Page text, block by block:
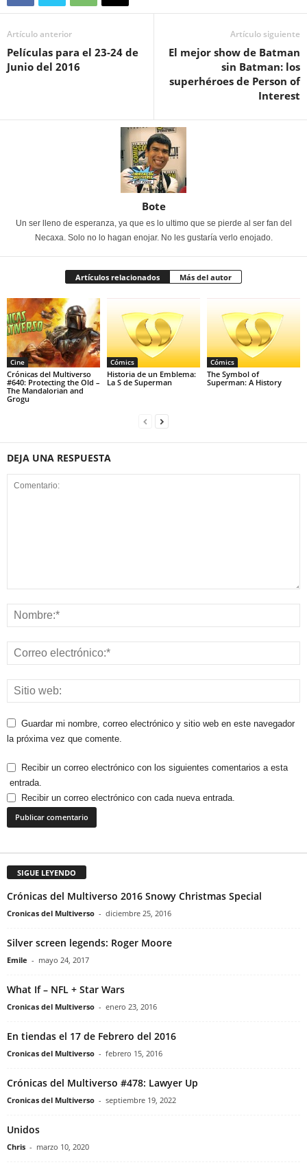
Artículo anterior
Películas para el 23-24 de
Junio del 2016
Artículo siguiente
El mejor show de Batman
sin Batman: los
superhéroes de Person of
Interest
Bote
Un ser lleno de esperanza, ya que es lo ultimo que se pierde al ser fan del
Necaxa. Solo no lo hagan enojar. No les gustaría verlo enojado.
Artículos relacionados Más del autor
Cine
Crónicas del Multiverso
#640: Protecting the Old –
The Mandalorian and
Grogu
Cómics
Historia de un Emblema:
La S de Superman
Cómics
The Symbol of
Superman: A History
DEJA UNA RESPUESTA
Guardar mi nombre, correo electrónico y sitio web en este navegador
la próxima vez que comente.
Recibir un correo electrónico con los siguientes comentarios a esta
entrada.
Recibir un correo electrónico con cada nueva entrada.
SIGUE LEYENDO
Crónicas del Multiverso 2016 Snowy Christmas Special
Cronicas del Multiverso - diciembre 25, 2016
Silver screen legends: Roger Moore
Emile - mayo 24, 2017
What If – NFL + Star Wars
Cronicas del Multiverso - enero 23, 2016
En tiendas el 17 de Febrero del 2016
Cronicas del Multiverso - febrero 15, 2016
Crónicas del Multiverso #478: Lawyer Up
Cronicas del Multiverso - septiembre 19, 2022
Unidos
Chris - marzo 10, 2020